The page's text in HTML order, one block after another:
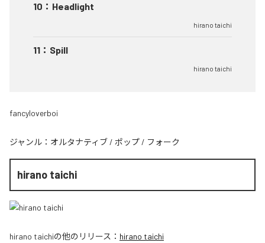
10 ： Headlight
hirano taichi
11 ： Spill
hirano taichi
fancyloverboi
ジャンル： オルタナティブ / ポップ / フォーク
hirano taichi
hirano taichiの他のリリース： hirano taichi